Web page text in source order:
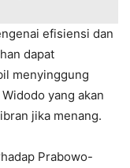
efisiensi dan
dapat
menyinggung
yang akan
jika menang.
Prabowo-